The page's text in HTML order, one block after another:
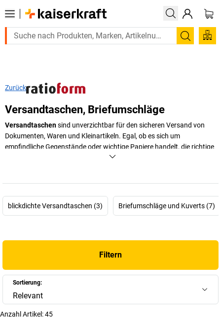
Suchen
Zurück
Versandtaschen, Briefumschläge
Versandtaschensind unverzichtbar für den sicheren Versand von
Dokumenten, Waren und Kleinartikeln. Egal, ob es sich um
empfindliche Gegenstände oder wichtige Papiere handelt, die richtige
Versandverpackung sorgt für einen reibungslosen Transport und
+Mehr anzeigen
blickdichte Versandtaschen (3) Briefumschläge und Kuverts (7)
Filtern
Sortierung:
Relevant
Anzahl Artikel:45